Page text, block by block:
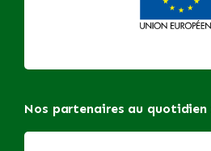
Nos partenaires au quotidien